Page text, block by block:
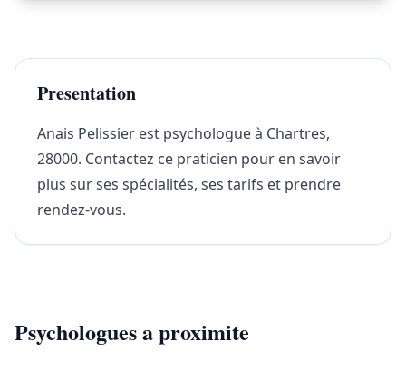
Presentation
Anais Pelissier est psychologue à Chartres,
28000. Contactez ce praticien pour en savoir
plus sur ses spécialités, ses tarifs et prendre
rendez-vous.
Psychologues a proximite